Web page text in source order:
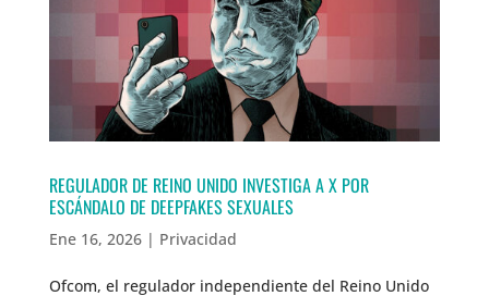
REGULADOR DE REINO UNIDO INVESTIGA A X POR
ESCÁNDALO DE DEEPFAKES SEXUALES
Ene 16, 2026| Privacidad
Ofcom, el regulador independiente del Reino Unido